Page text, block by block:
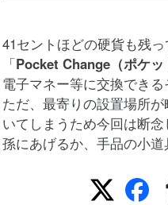
41セントほどの硬貨も残
「Pocket Change（ポケッ
電子マネー等に交換できる
ただ、最寄りの設置場所
いてしまうため今回は断念
孫にあげるか、手品の小道